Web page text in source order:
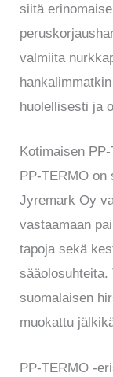
siitä
valmiita
huolellisesti ja
Kotimaisen
PP-TERMO
Jyremark Oy
vastaamaan
tapoja sekä
sääolosuhteita.
suomalaisen
muokattu
PP-TERMO -